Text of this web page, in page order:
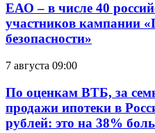
ЕАО – в числе 40
участников кампании
безопасности»
7 августа 09:00
По оценкам ВТБ, за
продажи ипотеки в
рублей: это на 38%